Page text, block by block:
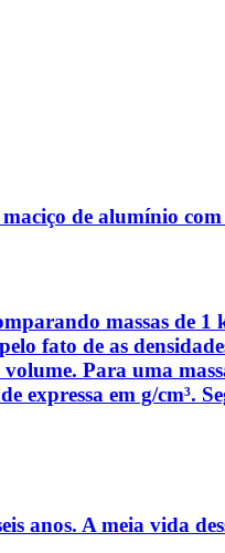
de alumínio
massas de
fato de as
Para uma
em g/cm³.
anos. A meia vida